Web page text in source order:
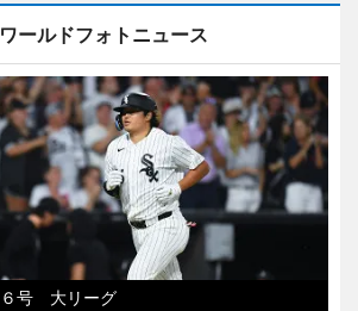
ワールドフォトニュース
６号 大リーグ